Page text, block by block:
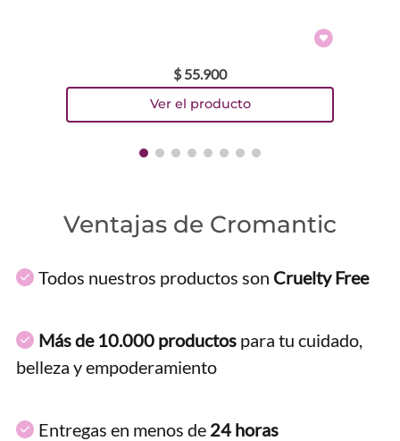
$ 55.900
Ventajas de Cromantic
Todos nuestros productos son Cruelty Free
Más de 10.000 productos para tu cuidado,
belleza y empoderamiento
Entregas en menos de 24 horas